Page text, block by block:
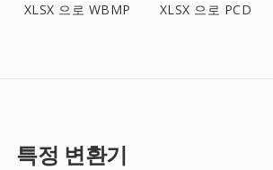
XLSX 으로 WBMP XLSX 으로 PCD
특정 변환기